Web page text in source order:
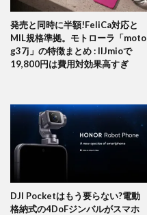
発売と同時に半額!FeliCa対応と
MIL規格準拠。モトローラ「moto
g37j」の特徴まとめ : IIJmioで
19,800円は費用対効果高すぎ
DJI Pocketはもう要らない?電動
格納式の4DoFジンバルがスマホ